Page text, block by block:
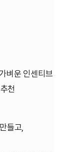
벼운 인센티브
천
들고,